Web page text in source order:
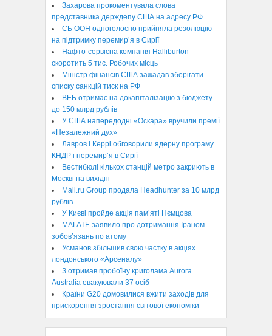
Захарова прокоментувала слова
представника держдепу США на адресу РФ
СБ ООН одноголосно прийняла резолюцію
на підтримку перемир’я в Сирії
Нафто-сервісна компанія Halliburton
скоротить 5 тис. Робочих місць
Міністр фінансів США зажадав зберігати
списку санкцій тиск на РФ
ВЕБ отримає на докапіталізацію з бюджету
до 150 млрд рублів
У США напередодні «Оскара» вручили премії
«Незалежний дух»
Лавров і Керрі обговорили ядерну програму
КНДР і перемир’я в Сирії
Вестибюлі кількох станцій метро закриють в
Москві на вихідні
Mail.ru Group продала Headhunter за 10 млрд
рублів
У Києві пройде акція пам’яті Нємцова
МАГАТЕ заявило про дотримання Іраном
зобов’язань по атому
Усманов збільшив свою частку в акціях
лондонського «Арсеналу»
З отримав пробоїну криголама Aurora
Australia евакуювали 37 осіб
Країни G20 домовилися вжити заходів для
прискорення зростання світової економіки